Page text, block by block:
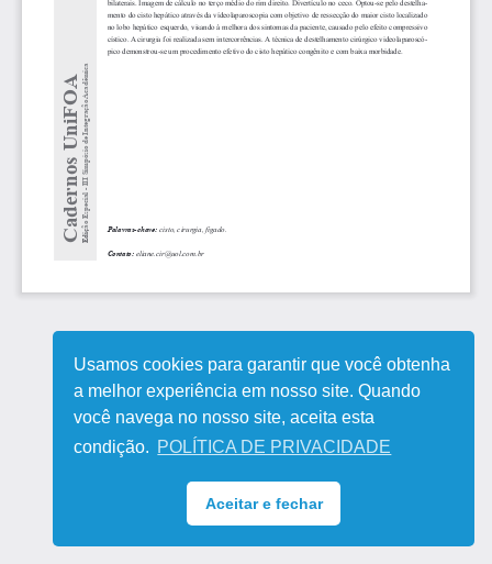
Usamos cookies para garantir que você obtenha
a melhor experiência em nosso site. Quando
você navega no nosso site, aceita esta
condição. POLÍTICA DE PRIVACIDADE
Aceitar e fechar